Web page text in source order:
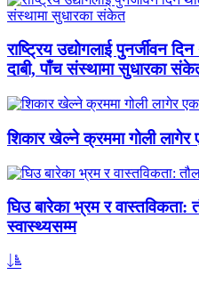
राष्ट्रिय उद्योगलाई पुनर्जीवन
दाबी, पाँच संस्थामा सुधारका
शिकार खेल्ने क्रममा गोली
घिउ बारेका भ्रम र
स्वास्थ्यसम्म